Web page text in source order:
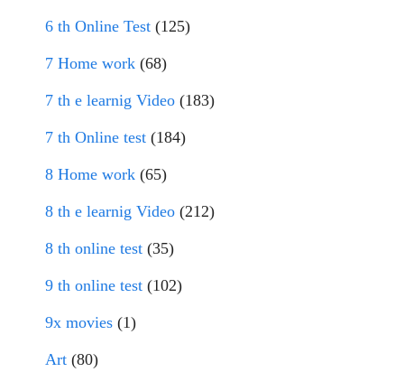
6 th Online Test (125)
7 Home work (68)
7 th e learnig Video (183)
7 th Online test (184)
8 Home work (65)
8 th e learnig Video (212)
8 th online test (35)
9 th online test (102)
9x movies (1)
Art (80)